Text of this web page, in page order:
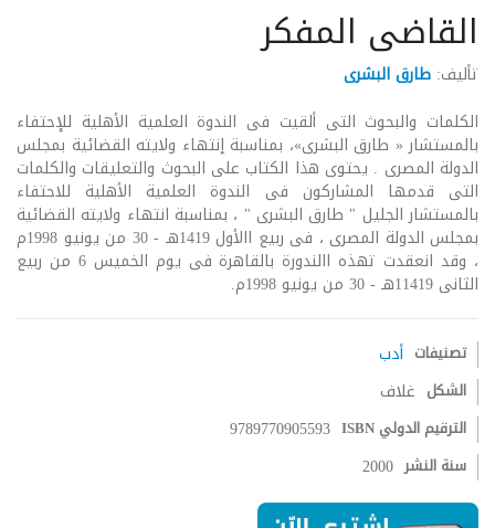
القاضى المفكر
تأليف: طارق البشرى
الكلمات والبحوث التى ألقيت فى الندوة العلمية الأهلية للإحتفاء
بالمستشار « طارق البشرى»، بمناسبة إنتهاء ولايته القضائية بمجلس
الدولة المصرى . يحتوى هذا الكتاب على البحوث والتعليقات والكلمات
التى قدمها المشاركون فى الندوة العلمية الأهلية للاحتفاء
بالمستشار الجليل " طارق البشرى " ، بمناسبة انتهاء ولايته القضائية
بمجلس الدولة المصرى ، فى ربيع االأول 1419هـ - 30 من يونيو 1998م
، وقد انعقدت تهذه االندورة بالقاهرة فى يوم الخميس 6 من ربيع
الثانى 11419هـ - 30 من يونيو 1998م.
تصنيفات أدب
الشكل غلاف
الترقيم الدولي ISBN 9789770905593
سنة النشر 2000